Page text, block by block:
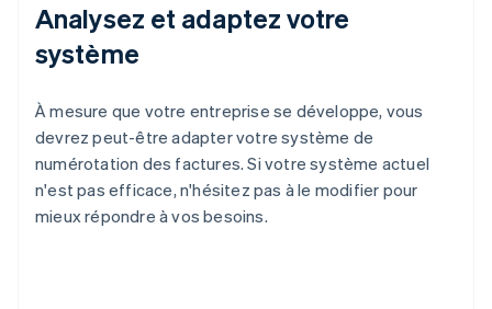
Analysez et adaptez votre
système
À mesure que votre entreprise se développe, vous
devrez peut-être adapter votre système de
numérotation des factures. Si votre système actuel
n'est pas efficace, n'hésitez pas à le modifier pour
mieux répondre à vos besoins.